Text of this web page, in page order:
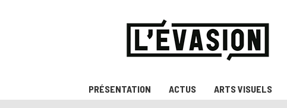
PRÉSENTATION ACTUS ARTS VISUELS